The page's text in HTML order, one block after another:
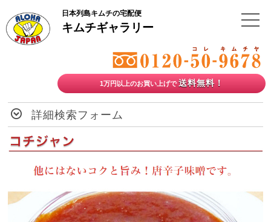
日本列島キムチの宅配便
キムチギャラリー
1万円以上のお買い上げで送料無料！
詳細検索フォーム